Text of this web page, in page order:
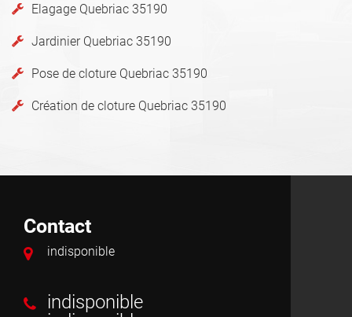
Elagage Quebriac 35190
Jardinier Quebriac 35190
Pose de cloture Quebriac 35190
Création de cloture Quebriac 35190
Contact
indisponible
indisponible